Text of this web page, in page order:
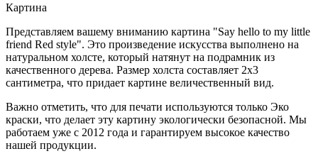
Картина
Представляем вашему вниманию картина "Say hello to my little
friend Red style". Это произведение искусства выполнено на
натуральном холсте, который натянут на подрамник из
качественного дерева. Размер холста составляет 2x3
сантиметра, что придает картине величественный вид.
Важно отметить, что для печати используются только Эко
краски, что делает эту картину экологически безопасной. Мы
работаем уже с 2012 года и гарантируем высокое качество
нашей продукции.